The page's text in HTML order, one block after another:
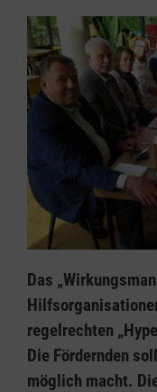
Das
regelrechten
Die Fördernden
möglich macht.